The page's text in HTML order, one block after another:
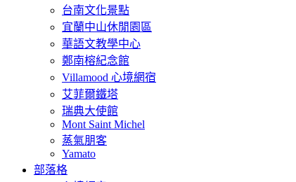
台南文化景點
宜蘭中山休閒園區
華語文教學中心
鄭南榕紀念館
Villamood 心境網宿
艾菲爾鐵塔
瑞典大使館
Mont Saint Michel
蒸氣朋客
Yamato
部落格